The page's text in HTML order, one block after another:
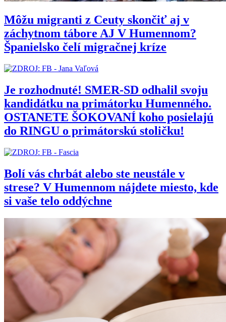
Môžu migranti z Ceuty skončiť aj v
záchytnom tábore AJ V Humennom?
Španielsko čelí migračnej kríze
Je rozhodnuté! SMER-SD odhalil svoju
kandidátku na primátorku Humenného.
OSTANETE ŠOKOVANÍ koho posielajú
do RINGU o primátorskú stoličku!
Bolí vás chrbát alebo ste neustále v
strese? V Humennom nájdete miesto, kde
si vaše telo oddýchne